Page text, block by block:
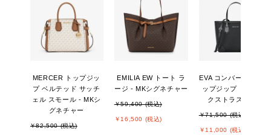
MERCER トップジッ
プ ベルテッド サッチ
ェル スモール - MKシ
グネチャー
￥82,500 (税込)
EMILIA EW トート ラ
ージ - MKシグネチャー
￥59,400 (税込)
￥16,500 (税込)
EVA コンバーチブル
ップジップ トート エ
クストラスモール
￥71,500 (税込)
￥11,000 (税込)